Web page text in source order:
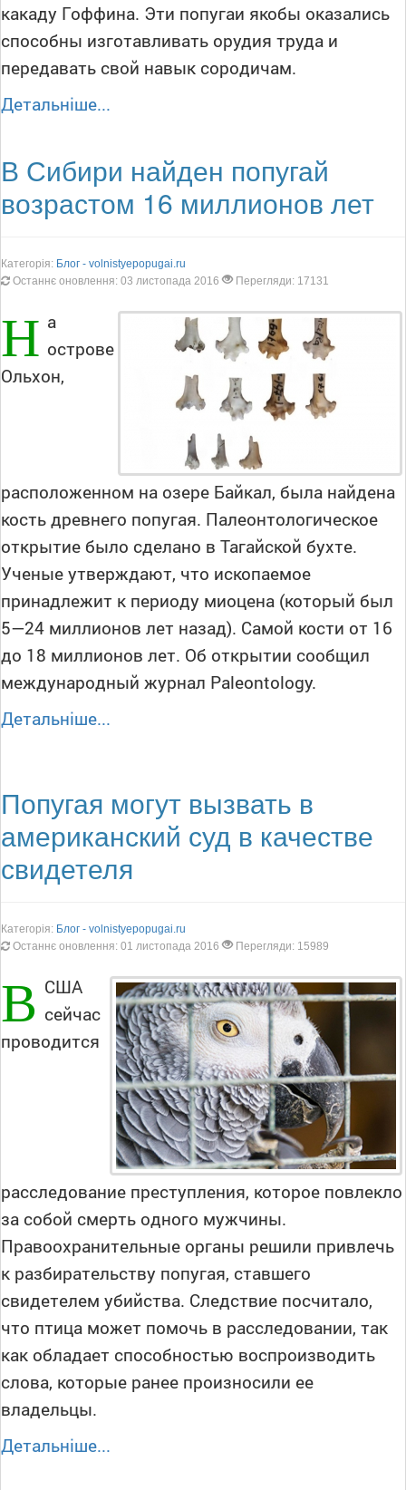
какаду Гоффина. Эти попугаи якобы оказались
способны изготавливать орудия труда и
передавать свой навык сородичам.
Детальніше...
В Сибири найден попугай
возрастом 16 миллионов лет
Категорія: Блог - volnistyepopugai.ru
Останнє оновлення: 03 листопада 2016
Перегляди: 17131
Н а
острове
Ольхон,
расположенном на озере Байкал, была найдена
кость древнего попугая. Палеонтологическое
открытие было сделано в Тагайской бухте.
Ученые утверждают, что ископаемое
принадлежит к периоду миоцена (который был
5—24 миллионов лет назад). Самой кости от 16
до 18 миллионов лет. Об открытии сообщил
международный журнал Paleontology.
Детальніше...
Попугая могут вызвать в
американский суд в качестве
свидетеля
Категорія: Блог - volnistyepopugai.ru
Останнє оновлення: 01 листопада 2016
Перегляди: 15989
В США
сейчас
проводится
расследование преступления, которое повлекло
за собой смерть одного мужчины.
Правоохранительные органы решили привлечь
к разбирательству попугая, ставшего
свидетелем убийства. Следствие посчитало,
что птица может помочь в расследовании, так
как обладает способностью воспроизводить
слова, которые ранее произносили ее
владельцы.
Детальніше...